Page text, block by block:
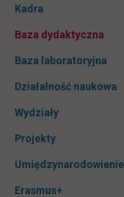
Kadra
Baza dydaktyczna
Baza laboratoryjna
Działalność naukowa
Wydziały
Projekty
Umiędzynarodowienie
Erasmus+